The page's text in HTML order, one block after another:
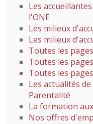
Les
l'ONE
Les milieux
Les milieux
Toutes les
Toutes les
Toutes les
Les actualités
Parentalité
La formation
Nos offres